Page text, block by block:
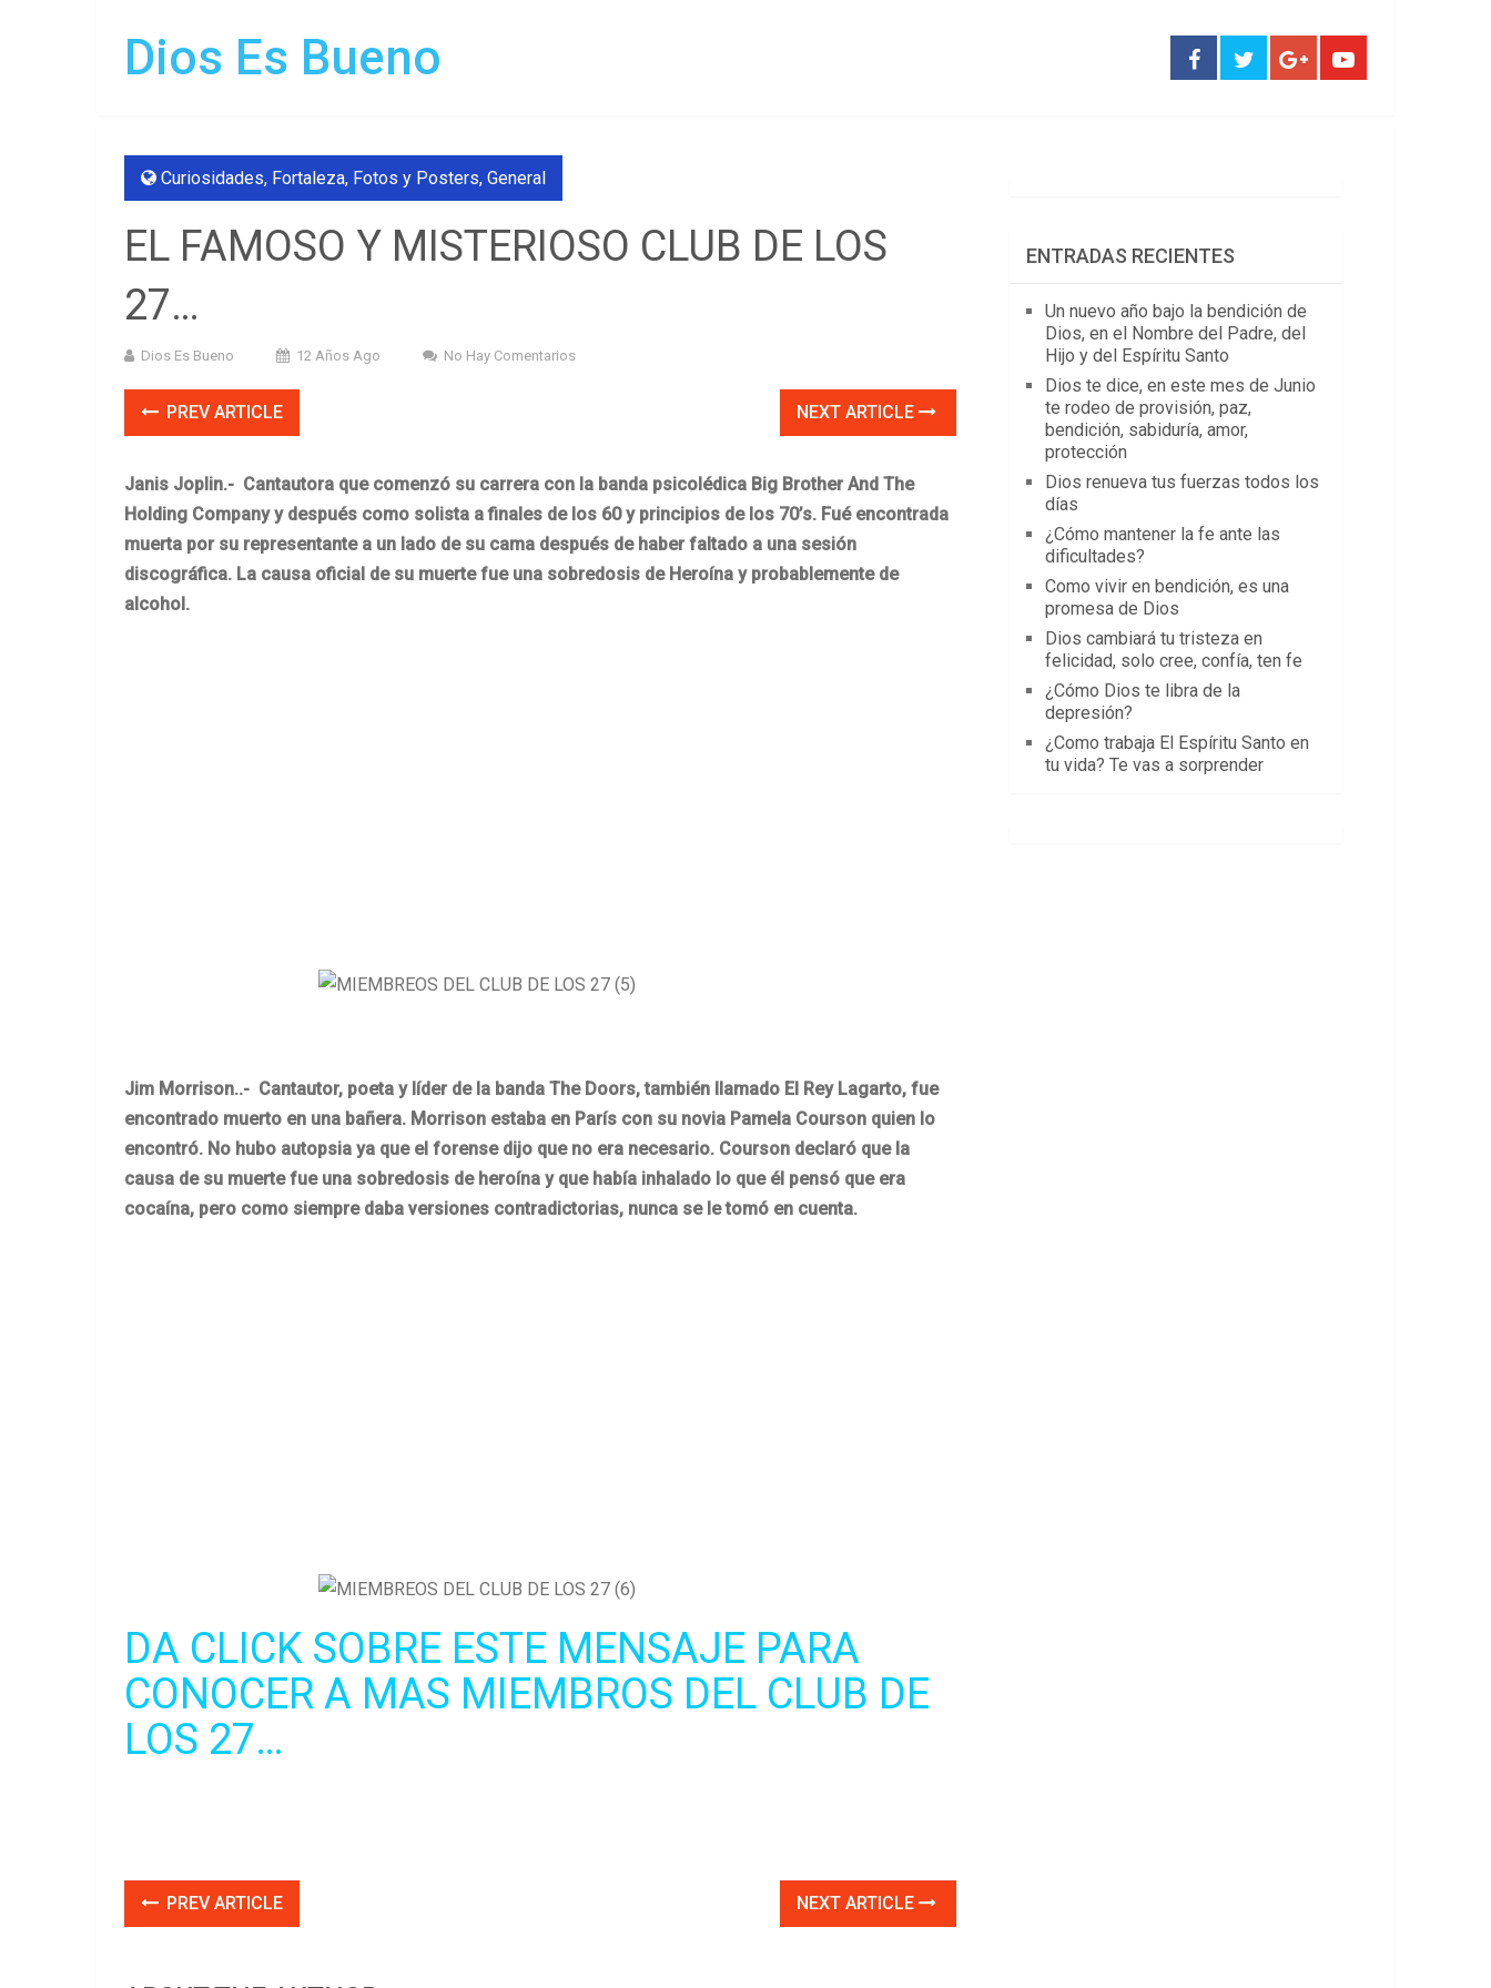
Dios Es Bueno
Curiosidades, Fortaleza, Fotos y Posters, General
EL FAMOSO Y MISTERIOSO CLUB DE LOS
27…
Dios Es Bueno 12 Años Ago No Hay Comentarios
PREV ARTICLE NEXT ARTICLE
Janis Joplin.- Cantautora que comenzó su carrera con la banda psicolédica Big Brother And The
Holding Company y después como solista a finales de los 60 y principios de los 70’s. Fué encontrada
muerta por su representante a un lado de su cama después de haber faltado a una sesión
discográfica. La causa oficial de su muerte fue una sobredosis de Heroína y probablemente de
alcohol.
Jim Morrison..- Cantautor, poeta y líder de la banda The Doors, también llamado El Rey Lagarto, fue
encontrado muerto en una bañera. Morrison estaba en París con su novia Pamela Courson quien lo
encontró. No hubo autopsia ya que el forense dijo que no era necesario. Courson declaró que la
causa de su muerte fue una sobredosis de heroína y que había inhalado lo que él pensó que era
cocaína, pero como siempre daba versiones contradictorias, nunca se le tomó en cuenta.
DA CLICK SOBRE ESTE MENSAJE PARA
CONOCER A MAS MIEMBROS DEL CLUB DE
LOS 27…
PREV ARTICLE NEXT ARTICLE
ENTRADAS RECIENTES
Un nuevo año bajo la bendición de
Dios, en el Nombre del Padre, del
Hijo y del Espíritu Santo
Dios te dice, en este mes de Junio
te rodeo de provisión, paz,
bendición, sabiduría, amor,
protección
Dios renueva tus fuerzas todos los
días
¿Cómo mantener la fe ante las
dificultades?
Como vivir en bendición, es una
promesa de Dios
Dios cambiará tu tristeza en
felicidad, solo cree, confía, ten fe
¿Cómo Dios te libra de la
depresión?
¿Como trabaja El Espíritu Santo en
tu vida? Te vas a sorprender